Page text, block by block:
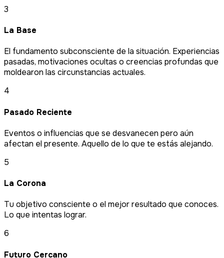
3
La Base
El fundamento subconsciente de la situación. Experiencias
pasadas, motivaciones ocultas o creencias profundas que
moldearon las circunstancias actuales.
4
Pasado Reciente
Eventos o influencias que se desvanecen pero aún
afectan el presente. Aquello de lo que te estás alejando.
5
La Corona
Tu objetivo consciente o el mejor resultado que conoces.
Lo que intentas lograr.
6
Futuro Cercano